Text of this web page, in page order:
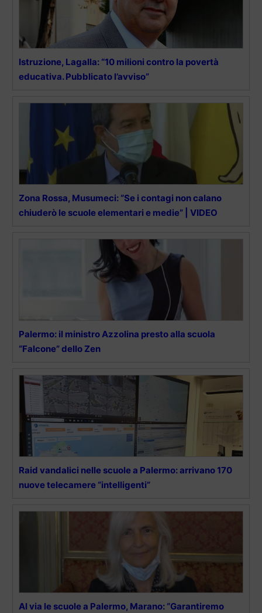
Istruzione, Lagalla: “10 milioni contro la povertà
educativa. Pubblicato l’avviso”
Zona Rossa, Musumeci: “Se i contagi non calano
chiuderò le scuole elementari e medie” | VIDEO
Palermo: il ministro Azzolina presto alla scuola
“Falcone” dello Zen
Raid vandalici nelle scuole a Palermo: arrivano 170
nuove telecamere “intelligenti”
Al via le scuole a Palermo, Marano: “Garantiremo